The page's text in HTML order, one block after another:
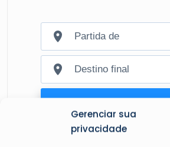
Gerenciar sua
privacidade